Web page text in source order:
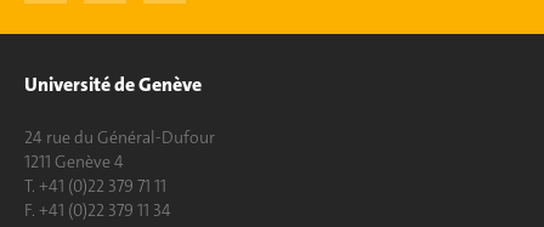
Université de Genève
24 rue du Général-Dufour
1211 Genève 4
T. +41 (0)22 379 71 11
F. +41 (0)22 379 11 34